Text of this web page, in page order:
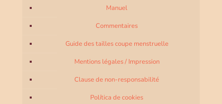
Manuel
Commentaires
Guide des tailles coupe menstruelle
Mentions légales / Impression
Clause de non-responsabilité
Política de cookies